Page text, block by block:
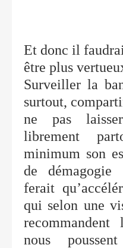
Et donc il
être plus
Surveiller la
surtout,
ne pas
librement
minimum son
de
ferait
qui selon une
nous